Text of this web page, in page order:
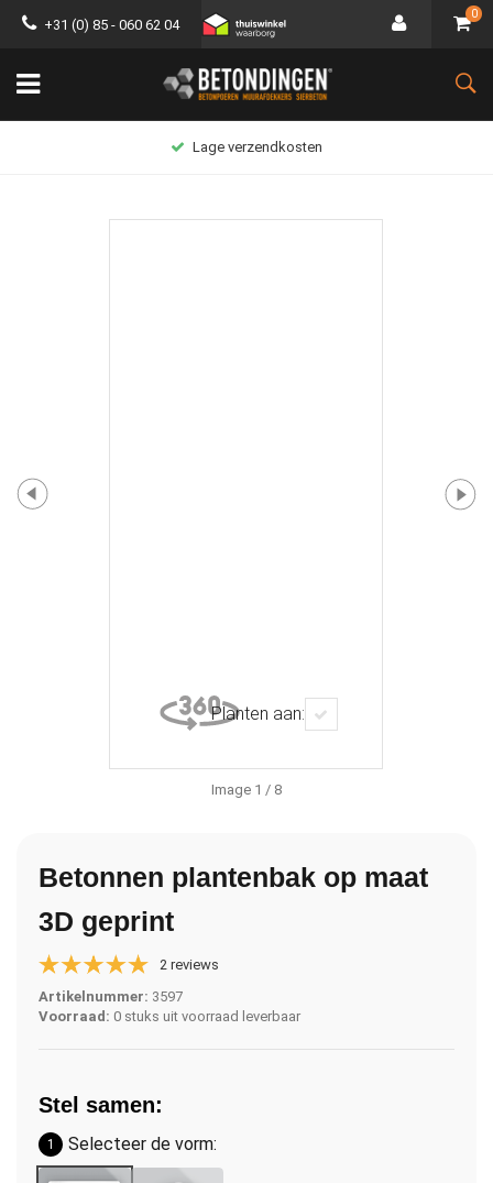
+31 (0) 85 - 060 62 04
0
Lage verzendkosten
Planten aan:
Image 1 / 8
Betonnen plantenbak op maat
3D geprint
2 reviews
Artikelnummer: 3597
Voorraad: 0 stuks uit voorraad leverbaar
Stel samen:
1 Selecteer de vorm: